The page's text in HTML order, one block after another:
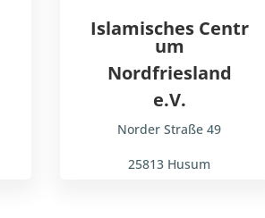
Islamisches Centr
um
Nordfriesland
e.V.
Norder Straße 49
25813 Husum